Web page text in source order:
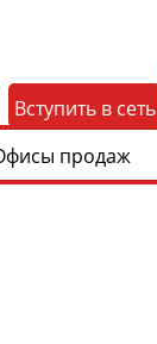
Вступить в сеть
продаж